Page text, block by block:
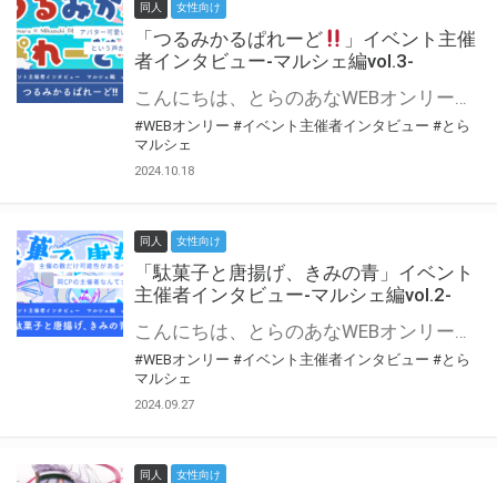
同人 女性向け
「つるみかるぱれーど
」イベント主催
者インタビュー-マルシェ編vol.3-
こんにちは、とらのあなWEBオンリー運営スタッフです。 新たにお届けする、イベント主催者インタビュー-マルシェ編-は、 とらのあなWEBオンリー「マルシェ」をご利用した主催様に 「マルシェ」を使って開催した感想や心がけをお聞きする企画です。 今回は、WEBオンリー初開催「つるみかるぱれーど
#WEBオンリー #イベント主催者インタビュー #とら
マルシェ
2024.10.18
同人 女性向け
「駄菓子と唐揚げ、きみの青」イベント
主催者インタビュー-マルシェ編vol.2-
こんにちは、とらのあなWEBオンリー運営スタッフです。 新たにお届けする、イベント主催者インタビュー-マルシェ編-は、 とらのあなWEBオンリー「マルシェ」をご利用の主催様に 「マルシェ」を使ってイベントを開催した感想や心がけをお聞きする企画です。 今回は、WEBオンリー初開催「駄菓子と唐揚げ、きみの青」より、 主催のぎこ六屋様にお話を伺いました。 協力：ぎこ六屋様／イベント公式Twitter（@krkgwks） とらのあなWEBオンリー「マルシェ」とは？ WEBオンリーでリアルタイムでコミュニケーションがとれるオンライン会場です。
#WEBオンリー #イベント主催者インタビュー #とら
マルシェ
2024.09.27
同人 女性向け